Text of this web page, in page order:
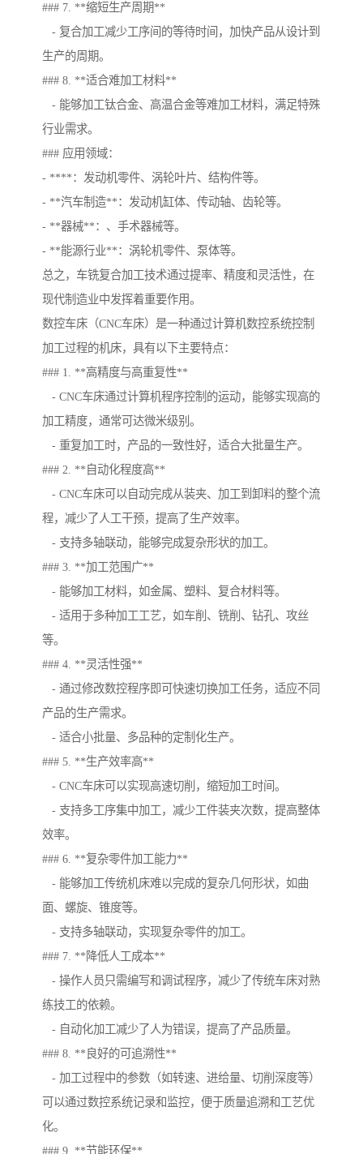
### 7. **缩短生产周期**
- 复合加工减少工序间的等待时间，加快产品从设计到
生产的周期。
### 8. **适合难加工材料**
- 能够加工钛合金、高温合金等难加工材料，满足特殊
行业需求。
### 应用领域：
- ****：发动机零件、涡轮叶片、结构件等。
- **汽车制造**：发动机缸体、传动轴、齿轮等。
- **器械**：、手术器械等。
- **能源行业**：涡轮机零件、泵体等。
总之，车铣复合加工技术通过提率、精度和灵活性，在
现代制造业中发挥着重要作用。
数控车床（CNC车床）是一种通过计算机数控系统控制
加工过程的机床，具有以下主要特点：
### 1. **高精度与高重复性**
- CNC车床通过计算机程序控制的运动，能够实现高的
加工精度，通常可达微米级别。
- 重复加工时，产品的一致性好，适合大批量生产。
### 2. **自动化程度高**
- CNC车床可以自动完成从装夹、加工到卸料的整个流
程，减少了人工干预，提高了生产效率。
- 支持多轴联动，能够完成复杂形状的加工。
### 3. **加工范围广**
- 能够加工材料，如金属、塑料、复合材料等。
- 适用于多种加工工艺，如车削、铣削、钻孔、攻丝
等。
### 4. **灵活性强**
- 通过修改数控程序即可快速切换加工任务，适应不同
产品的生产需求。
- 适合小批量、多品种的定制化生产。
### 5. **生产效率高**
- CNC车床可以实现高速切削，缩短加工时间。
- 支持多工序集中加工，减少工件装夹次数，提高整体
效率。
### 6. **复杂零件加工能力**
- 能够加工传统机床难以完成的复杂几何形状，如曲
面、螺旋、锥度等。
- 支持多轴联动，实现复杂零件的加工。
### 7. **降低人工成本**
- 操作人员只需编写和调试程序，减少了传统车床对熟
练技工的依赖。
- 自动化加工减少了人为错误，提高了产品质量。
### 8. **良好的可追溯性**
- 加工过程中的参数（如转速、进给量、切削深度等）
可以通过数控系统记录和监控，便于质量追溯和工艺优
化。
### 9. **节能环保**